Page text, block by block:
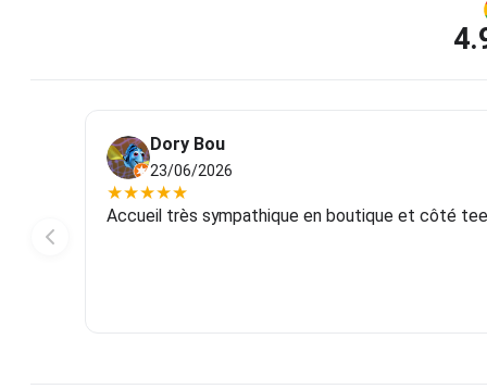
Dory Bou
23/06/2026
★★★★★
Accueil très sympathique en boutique et côté